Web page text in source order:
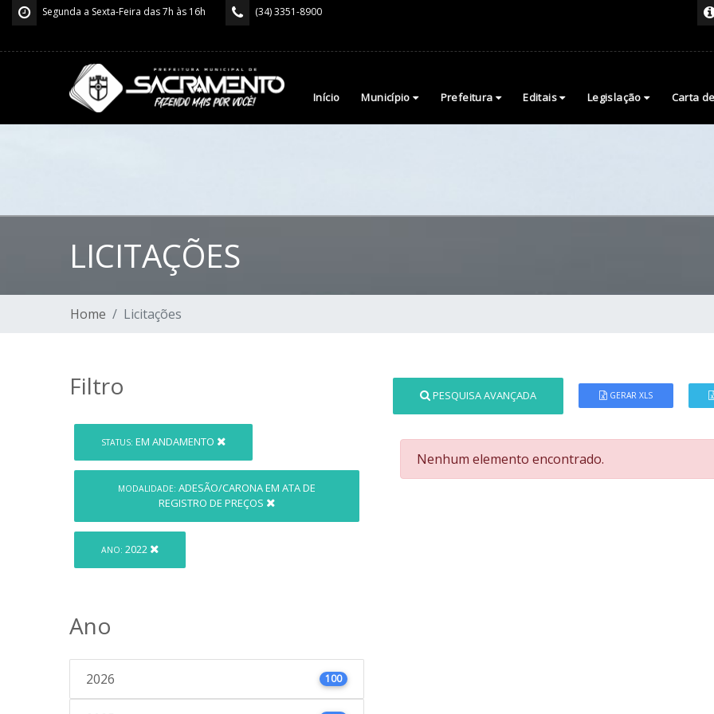
Segunda a Sexta-Feira das 7h às 16h (34) 3351-8900
Início Município Prefeitura Editais Legislação Carta
LICITAÇÕES
Home Licitações
Filtro
STATUS: EM ANDAMENTO
MODALIDADE: ADESÃO/CARONA EM ATA DE
REGISTRO DE PREÇOS
ANO: 2022
Ano
2026 100
PESQUISA AVANÇADA GERAR XLS
Nenhum elemento encontrado.